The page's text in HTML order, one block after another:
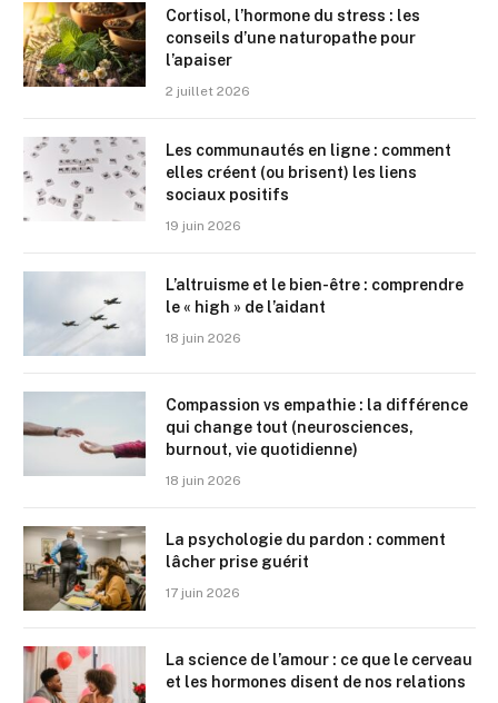
Cortisol, l’hormone du stress : les
conseils d’une naturopathe pour
l’apaiser
2 juillet 2026
Les communautés en ligne : comment
elles créent (ou brisent) les liens
sociaux positifs
19 juin 2026
L’altruisme et le bien-être : comprendre
le « high » de l’aidant
18 juin 2026
Compassion vs empathie : la différence
qui change tout (neurosciences,
burnout, vie quotidienne)
18 juin 2026
La psychologie du pardon : comment
lâcher prise guérit
17 juin 2026
La science de l’amour : ce que le cerveau
et les hormones disent de nos relations